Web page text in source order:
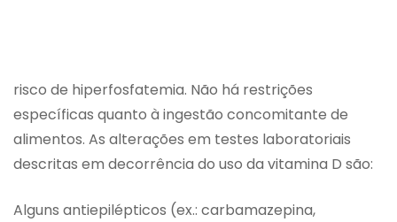
risco de hiperfosfatemia. Não há restrições
específicas quanto à ingestão concomitante de
alimentos. As alterações em testes laboratoriais
descritas em decorrência do uso da vitamina D são:
Alguns antiepilépticos (ex.: carbamazepina,